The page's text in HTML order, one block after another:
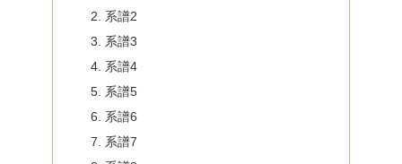
系譜2
系譜3
系譜4
系譜5
系譜6
系譜7